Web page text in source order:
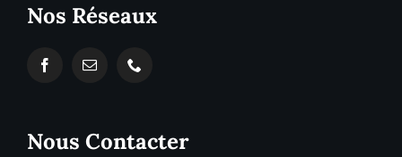
Nos Réseaux
Nous Contacter